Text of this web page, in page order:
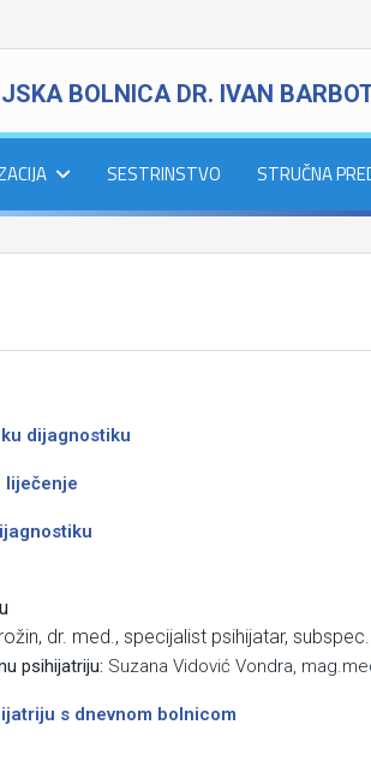
BOLNICA DR. IVAN
SESTRINSTVO STRUČNA
dijagnostiku
liječenje
dr. med., specijalist psihijatar,
psihijatriju: Suzana Vidović Vondra,
s dnevnom bolnicom